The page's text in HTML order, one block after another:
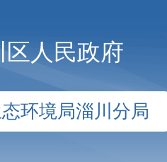
区人民政府
环境局淄川分局